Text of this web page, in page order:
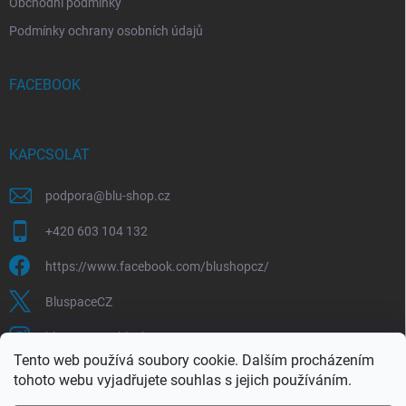
Tento web používá soubory cookie. Dalším procházením
tohoto webu vyjadřujete souhlas s jejich používáním.
Podmínky ochrany osobních údajů
FACEBOOK
KAPCSOLAT
podpora@blu-shop.cz
+420 603 104 132
https://www.facebook.com/blushopcz/
BluspaceCZ
bluspace.cz_blushop.cz